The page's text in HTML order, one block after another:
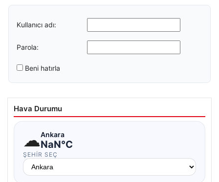
Kullanıcı adı:
Parola:
Beni hatırla
Hava Durumu
☁Ankara
NaN°C
ŞEHIR SEÇ